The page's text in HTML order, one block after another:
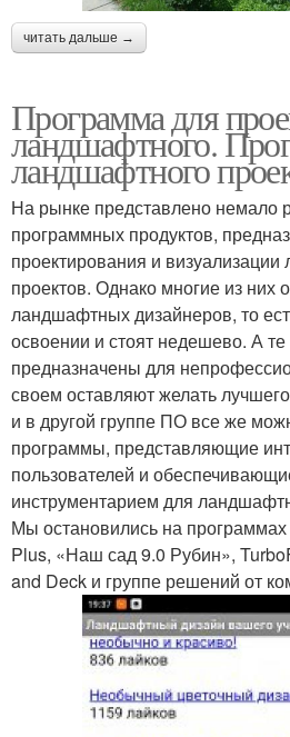
читать дальше →
Программа для
ландшафтного.
ландшафтного
На рынке представлено немало
программных продуктов,
проектирования и
проектов. Однако многие из них
ландшафтных дизайнеров, то
освоении и стоят недешево. А
предназначены для
своем оставляют желать
и в другой группе ПО все же
программы, представляющие
пользователей и
инструментарием для
Мы остановились на
Plus, «Наш сад 9.0 Рубин»,
and Deck и группе решений от